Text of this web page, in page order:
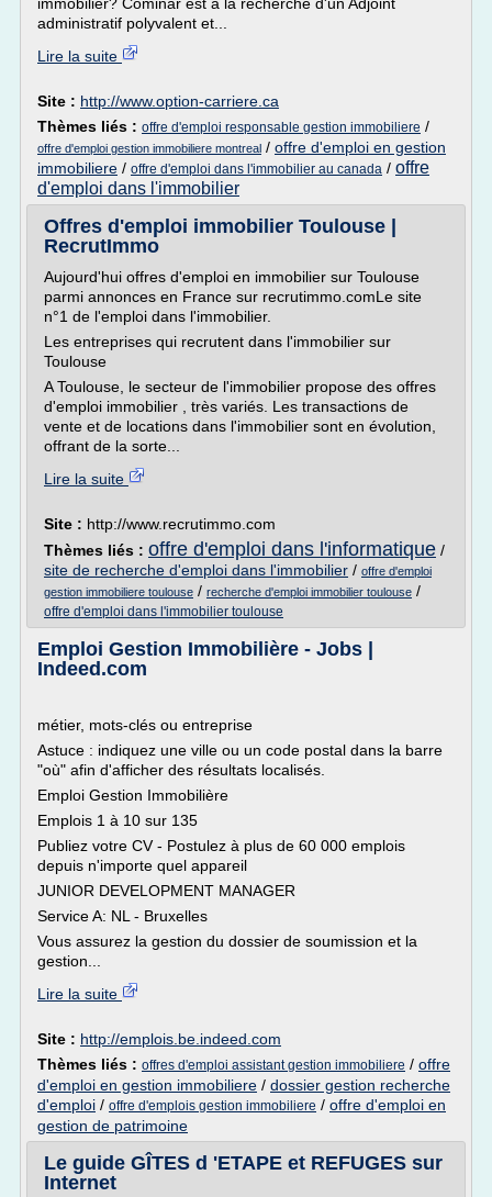
administratif polyvalent et...
Lire la suite
Site : http://www.option-carriere.ca
Thèmes liés : offre d'emploi responsable gestion immobiliere /
offre d'emploi gestion immobiliere montreal / offre d'emploi en gestion
immobiliere / offre d'emploi dans l'immobilier au canada / offre
d'emploi dans l'immobilier
Offres d'emploi immobilier Toulouse |
RecrutImmo
Aujourd'hui offres d'emploi en immobilier sur Toulouse
parmi annonces en France sur recrutimmo.comLe site
n°1 de l'emploi dans l'immobilier.
Les entreprises qui recrutent dans l'immobilier sur
Toulouse
A Toulouse, le secteur de l'immobilier propose des offres
d'emploi immobilier , très variés. Les transactions de
vente et de locations dans l'immobilier sont en évolution,
offrant de la sorte...
Lire la suite
Site : http://www.recrutimmo.com
Thèmes liés : offre d'emploi dans l'informatique /
site de recherche d'emploi dans l'immobilier / offre d'emploi
gestion immobiliere toulouse / recherche d'emploi immobilier toulouse /
offre d'emploi dans l'immobilier toulouse
Emploi Gestion Immobilière - Jobs |
Indeed.com
métier, mots-clés ou entreprise
Astuce : indiquez une ville ou un code postal dans la barre
"où" afin d'afficher des résultats localisés.
Emploi Gestion Immobilière
Emplois 1 à 10 sur 135
Publiez votre CV - Postulez à plus de 60 000 emplois
depuis n'importe quel appareil
JUNIOR DEVELOPMENT MANAGER
Service A: NL - Bruxelles
Vous assurez la gestion du dossier de soumission et la
gestion...
Lire la suite
Site : http://emplois.be.indeed.com
Thèmes liés : offres d'emploi assistant gestion immobiliere / offre
d'emploi en gestion immobiliere / dossier gestion recherche
d'emploi / offre d'emplois gestion immobiliere / offre d'emploi en
gestion de patrimoine
Le guide GÎTES d 'ETAPE et REFUGES sur
Internet